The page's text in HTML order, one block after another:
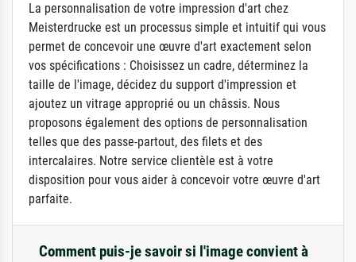
La personnalisation de votre impression d'art chez
Meisterdrucke est un processus simple et intuitif qui vous
permet de concevoir une œuvre d'art exactement selon
vos spécifications : Choisissez un cadre, déterminez la
taille de l'image, décidez du support d'impression et
ajoutez un vitrage approprié ou un châssis. Nous
proposons également des options de personnalisation
telles que des passe-partout, des filets et des
intercalaires. Notre service clientèle est à votre
disposition pour vous aider à concevoir votre œuvre d'art
parfaite.
Comment puis-je savoir si l'image convient à